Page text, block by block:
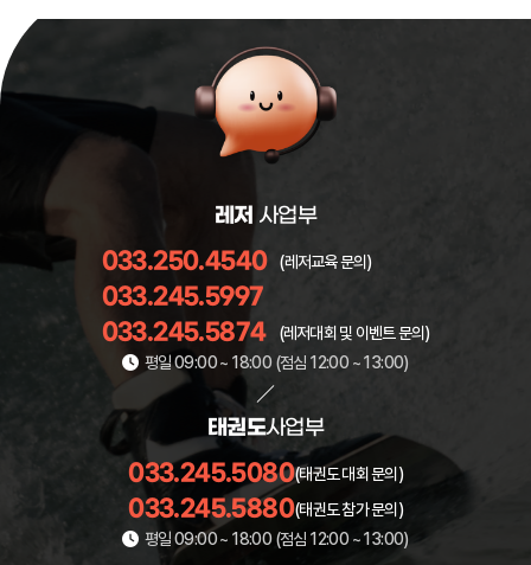
레저 사업부
033.250.4540 (레저교육 문의)
033.245.5997
033.245.5874
(레저대회 및 이벤트 문의)
평일 09:00 ~ 18:00 (점심 12:00 ~ 13:00)
태권도사업부
033.245.5080(태권도 대회 문의)
033.245.5880(태권도 참가 문의)
평일 09:00 ~ 18:00 (점심 12:00 ~ 13:00)